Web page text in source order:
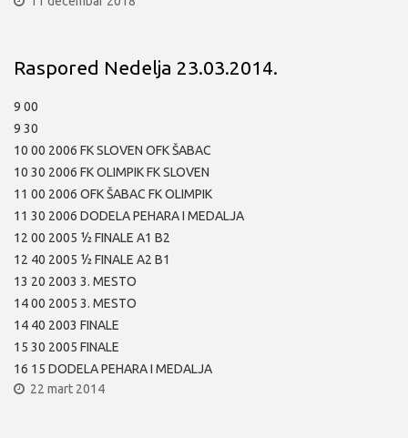
Raspored Nedelja 23.03.2014.
9 00
9 30
10 00 2006 FK SLOVEN OFK ŠABAC
10 30 2006 FK OLIMPIK FK SLOVEN
11 00 2006 OFK ŠABAC FK OLIMPIK
11 30 2006 DODELA PEHARA I MEDALJA
12 00 2005 ½ FINALE A1 B2
12 40 2005 ½ FINALE A2 B1
13 20 2003 3. MESTO
14 00 2005 3. MESTO
14 40 2003 FINALE
15 30 2005 FINALE
16 15 DODELA PEHARA I MEDALJA
22 mart 2014